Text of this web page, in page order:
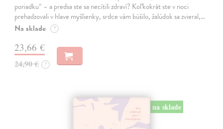
poriadku“ – a predsa ste sa necítili zdraví? Koľkokrát ste v noci
prehadzovali v hlave myšlienky, srdce vám búšilo, žalúdok sa zvieral,…
Na sklade ?
23,66 €
24,90 € ?
na sklade